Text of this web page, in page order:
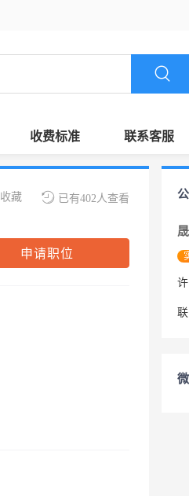
收费标准 联系客服
已有402人查看
收藏
申请职位